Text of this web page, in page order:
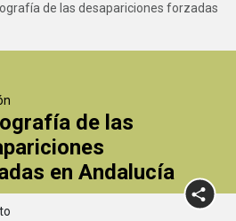
de las desapariciones forzadas
de las
en Andalucía